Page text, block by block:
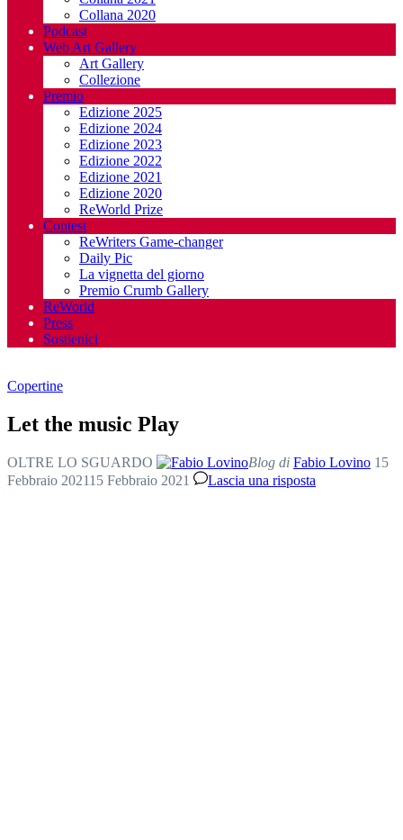
Collana 2020
Podcast
Web Art Gallery
Art Gallery
Collezione
Premio
Edizione 2025
Edizione 2024
Edizione 2023
Edizione 2022
Edizione 2021
Edizione 2020
ReWorld Prize
Contest
ReWriters Game-changer
Daily Pic
La vignetta del giorno
Premio Crumb Gallery
ReWorld
Press
Sostienici
Copertine
Let the music Play
OLTRE LO SGUARDO Blog di Fabio Lovino 15
Febbraio 202115 Febbraio 2021 Lascia una risposta